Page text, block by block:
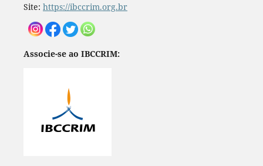
Site: https://ibccrim.org.br
Associe-se ao IBCCRIM: